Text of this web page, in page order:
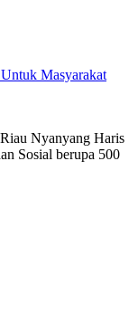
Masyarakat
Nyanyang Haris
Sosial berupa 500